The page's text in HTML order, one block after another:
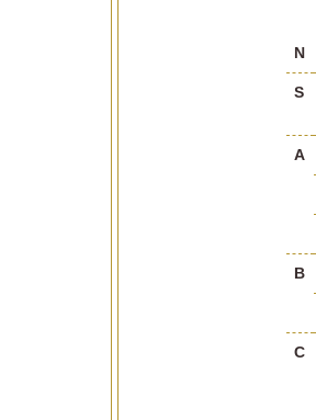
N
S
A
B
C